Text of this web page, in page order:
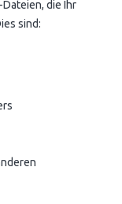
die Ihr
sind: